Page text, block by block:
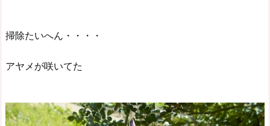
掃除たいへん・・・・
アヤメが咲いてた